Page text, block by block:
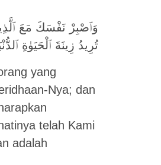
وَٱصْبِرْ نَفْسَكَ مَعَ
تُرِيدُ زِينَةَ ٱلْحَيَوٰةِ
yang
Nya; dan
telah Kami
adalah